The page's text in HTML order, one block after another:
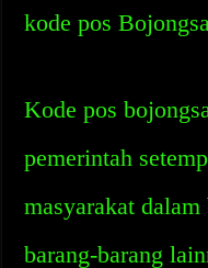
kode pos
Kode pos
pemerintah
masyarakat
barang-barang